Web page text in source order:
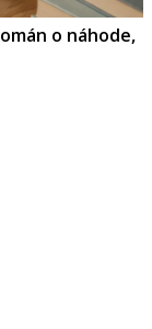
o náhode,